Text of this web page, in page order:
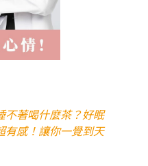
不著喝什麼茶？好眠
有感！讓你一覺到天